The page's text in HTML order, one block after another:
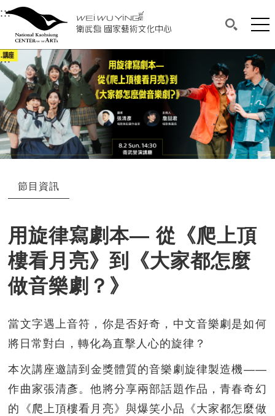
衛武營國家藝術文化中心
中央內容區塊，為本頁主要內容區。
:::選單連結區塊，此區塊列有本網站主要連結。
衛武營國家藝術文化中心
搜尋(開
網
:::中央內容區塊，為本頁主要內容區。
節目資訊
用旋律寫劇本— 從《爬上頂
樓看月亮》到《大家都怎麼
做音樂劇？》
當文字遇上音符，你是否好奇，中文音樂劇是如何
將日常對白，轉化為直擊人心的旋律？
本次講座邀請到金獎體質的音樂劇旋律製造機——
作曲家張清彥。他將分享兩部話題作品，青春奇幻
的《爬上頂樓看月亮》與爆笑小品《大家都怎麼做